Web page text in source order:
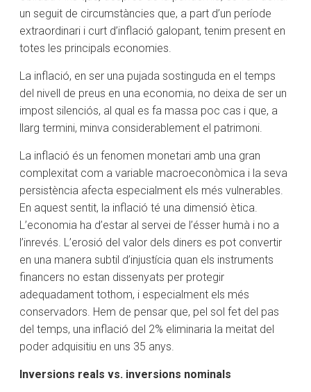
un seguit de circumstàncies que, a part d’un període
extraordinari i curt d’inflació galopant, tenim present en
totes les principals economies.
La inflació, en ser una pujada sostinguda en el temps
del nivell de preus en una economia, no deixa de ser un
impost silenciós, al qual es fa massa poc cas i que, a
llarg termini, minva considerablement el patrimoni.
La inflació és un fenomen monetari amb una gran
complexitat com a variable macroeconòmica i la seva
persistència afecta especialment els més vulnerables.
En aquest sentit, la inflació té una dimensió ètica.
L’economia ha d’estar al servei de l’ésser humà i no a
l’inrevés. L’erosió del valor dels diners es pot convertir
en una manera subtil d’injustícia quan els instruments
financers no estan dissenyats per protegir
adequadament tothom, i especialment els més
conservadors. Hem de pensar que, pel sol fet del pas
del temps, una inflació del 2% eliminaria la meitat del
poder adquisitiu en uns 35 anys.
Inversions reals vs. inversions nominals